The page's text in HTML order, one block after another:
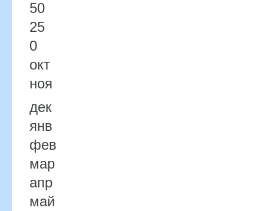
50
25
0
окт
ноя
дек
янв
фев
мар
апр
май